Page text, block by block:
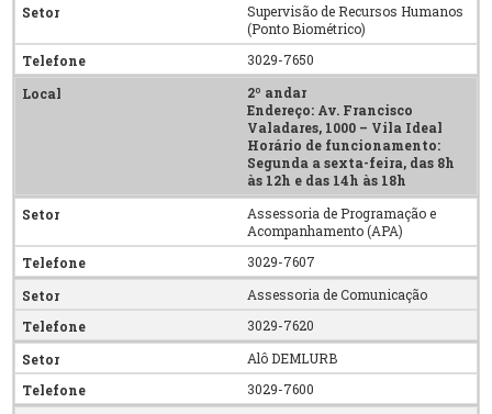
Supervisão de Recursos Humanos
(Ponto Biométrico)
3029-7650
2º andar
Endereço: Av. Francisco
Valadares, 1000 – Vila Ideal
Horário de funcionamento:
Segunda a sexta-feira, das 8h
às 12h e das 14h às 18h
Assessoria de Programação e
Acompanhamento (APA)
3029-7607
Assessoria de Comunicação
3029-7620
Alô DEMLURB
3029-7600